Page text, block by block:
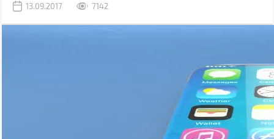
водонепроницаемость, но все также уязвимы к механическим
13.09.2017 7142